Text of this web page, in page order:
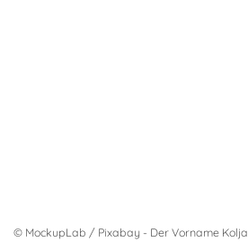
© MockupLab / Pixabay - Der Vorname Kolja